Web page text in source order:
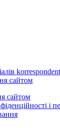
сайтом
сайтом
і